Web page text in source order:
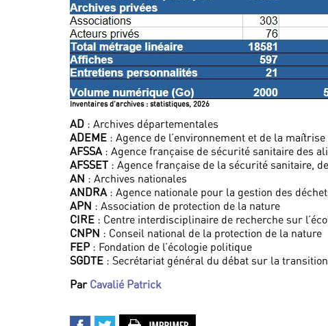
Inventaires d’archives : statistiques, 2026
AD : Archives départementales
ADEME : Agence de l’environnement et de la maîtrise
AFSSA: Agence française de sécurité sanitaire des
AFSSET : Agence française de la sécurité sanitaire,
AN : Archives nationales
ANDRA: Agence nationale pour la gestion des
APN : Association de protection de la nature
CIRE : Centre interdisciplinaire de recherche sur
CNPN : Conseil national de la protection de la nature
FEP : Fondation de l’écologie politique
SGDTE : Secrétariat général du débat sur la
Par Cavalié Patrick